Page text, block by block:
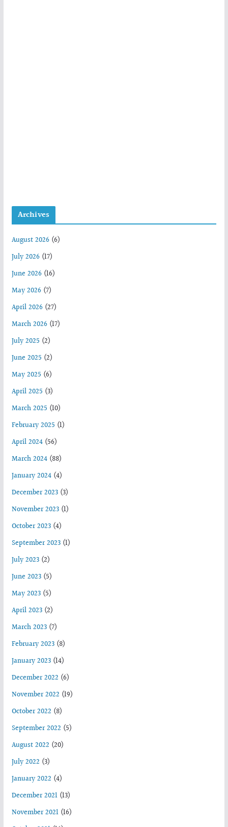
Archives
August 2026(6)
July 2026(17)
June 2026(16)
May 2026(7)
April 2026(27)
March 2026(17)
July 2025 (2)
June 2025 (2)
May 2025 (6)
April 2025 (3)
March 2025 (10)
February 2025 (1)
April 2024(56)
March 2024(88)
January 2024(4)
December 2023(3)
November 2023(1)
October 2023(4)
September 2023(1)
July 2023(2)
June 2023(5)
May 2023(5)
April 2023(2)
March 2023(7)
February 2023(8)
January 2023(14)
December 2022 (6)
November 2022 (19)
October 2022 (8)
September 2022 (5)
August 2022 (20)
July 2022 (3)
January 2022 (4)
December 2021(13)
November 2021(16)